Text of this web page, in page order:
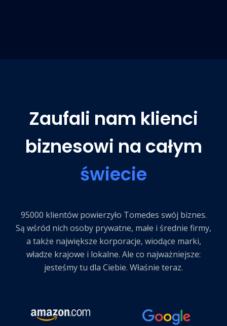
Zaufali nam klienci
biznesowi na całym
świecie
95000 klientów powierzyło Tomedes swój biznes.
Są wśród nich osoby prywatne, małe i średnie firmy,
a także największe korporacje, wiodące marki,
władze krajowe i lokalne. Ale co najważniejsze:
jesteśmy tu dla Ciebie. Właśnie teraz.